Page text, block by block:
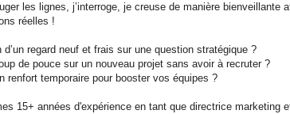
les lignes, j’interroge, je creuse de manière bienveillante
réelles !
regard neuf et frais sur une question stratégique ?
de pouce sur un nouveau projet sans avoir à recruter ?
renfort temporaire pour booster vos équipes ?
15+ années d'expérience en tant que directrice marketing